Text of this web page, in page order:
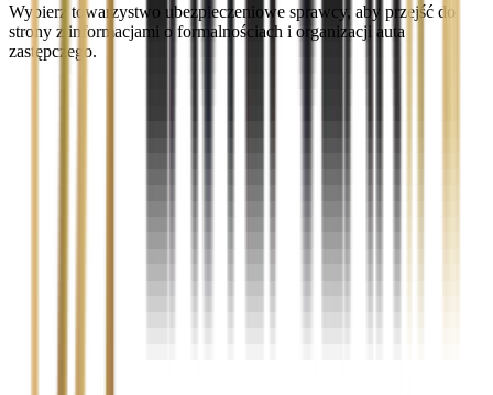
Wybierz towarzystwo ubezpieczeniowe sprawcy, aby przejść do
strony z informacjami o formalnościach i organizacji auta
zastępczego.